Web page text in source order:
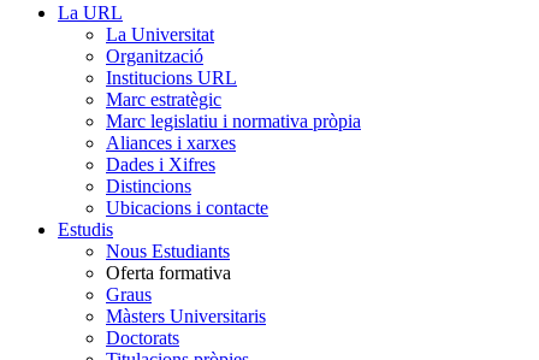
La URL
La Universitat
Organització
Institucions URL
Marc estratègic
Marc legislatiu i normativa pròpia
Aliances i xarxes
Dades i Xifres
Distincions
Ubicacions i contacte
Estudis
Nous Estudiants
Oferta formativa
Graus
Màsters Universitaris
Doctorats